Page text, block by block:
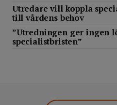
Utredare vill koppla
till vårdens behov
”Utredningen ger ingen
specialistbristen”